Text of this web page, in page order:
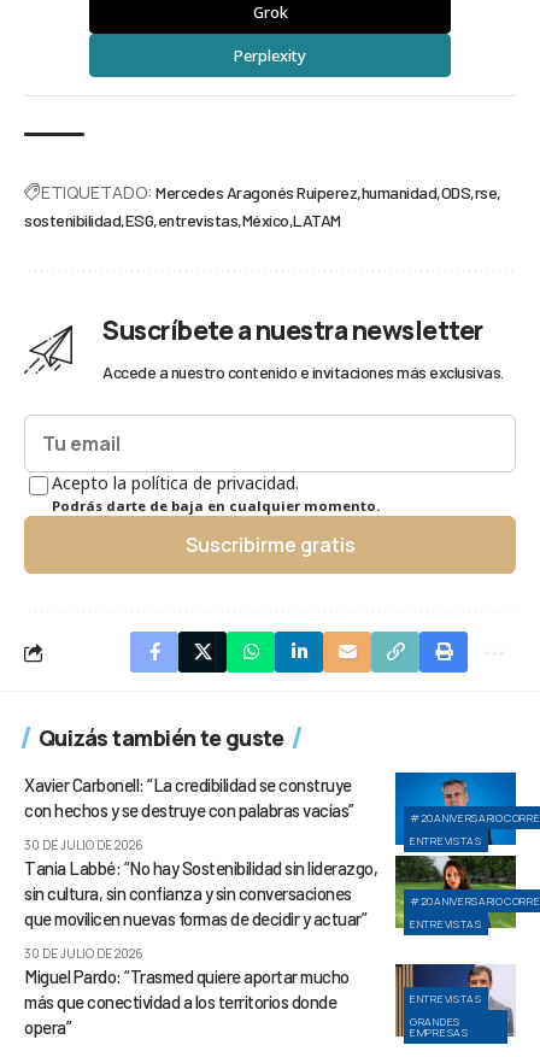
Grok
Perplexity
ETIQUETADO: Mercedes Aragonés Ruiperez humanidad ODS rse
sostenibilidad ESG entrevistas México LATAM
Suscríbete a nuestra newsletter
Accede a nuestro contenido e invitaciones más exclusivas.
Acepto la política de privacidad.
Podrás darte de baja en cualquier momento.
Suscribirme gratis
Quizás también te guste
ENTREVISTAS
Xavier Carbonell: “La credibilidad se construye
con hechos y se destruye con palabras vacías”
30 DE JULIO DE 2026
ENTREVISTAS
Tania Labbé: “No hay Sostenibilidad sin liderazgo,
sin cultura, sin confianza y sin conversaciones
que movilicen nuevas formas de decidir y actuar”
30 DE JULIO DE 2026
ENTREVISTAS
GRANDES
EMPRESAS
Miguel Pardo: “Trasmed quiere aportar mucho
más que conectividad a los territorios donde
opera”